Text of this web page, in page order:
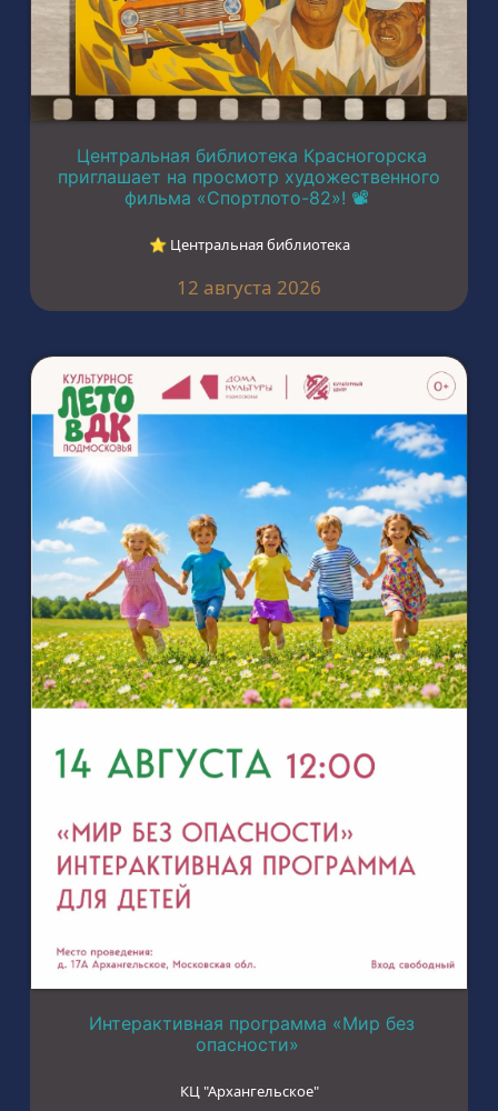
Центральная библиотека Красногорска
приглашает на просмотр художественного
фильма «Спортлото-82»! 📽️
⭐︎ Центральная библиотека
12 августа 2026
Интерактивная программа «Мир без
опасности»
КЦ "Архангельское"